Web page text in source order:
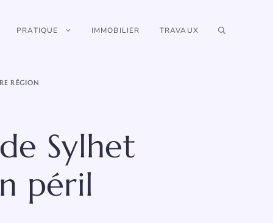
PRATIQUE IMMOBILIER TRAVAUX
RÉGION
Sylhet
péril